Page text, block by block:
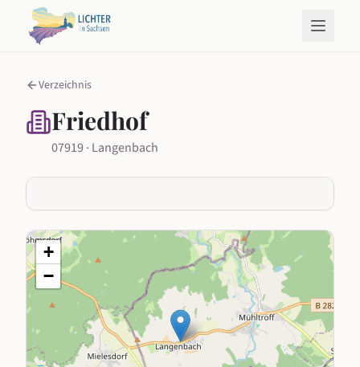
Verzeichnis
Friedhof
07919 · Langenbach
+
−